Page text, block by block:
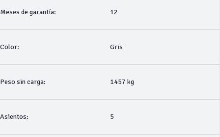
Meses de garantía: 12
Color: Gris
Peso sin carga: 1457 kg
Asientos: 5